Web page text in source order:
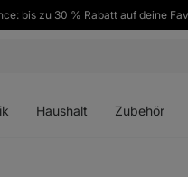
bis zu 30 % Rabatt auf deine
Haushalt Zubehör